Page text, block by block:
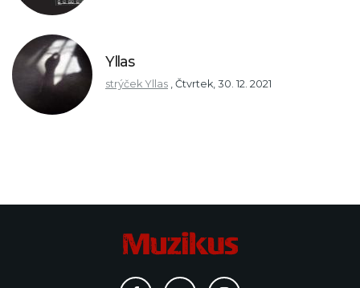
Yllas
strýček Yllas Čtvrtek, 30. 12. 2021